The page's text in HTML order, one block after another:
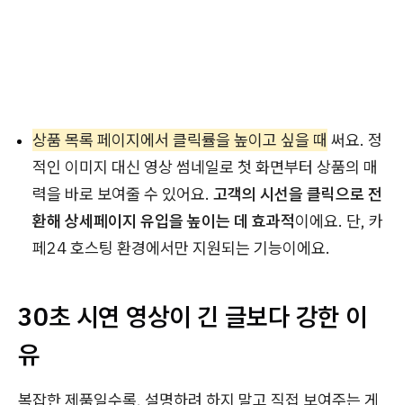
상품 목록 페이지에서 클릭률을 높이고 싶을 때 써요. 정
적인 이미지 대신 영상 썸네일로 첫 화면부터 상품의 매
력을 바로 보여줄 수 있어요. 고객의 시선을 클릭으로 전
환해 상세페이지 유입을 높이는 데 효과적이에요. 단, 카
페24 호스팅 환경에서만 지원되는 기능이에요.
30초 시연 영상이 긴 글보다 강한 이
유
복잡한 제품일수록, 설명하려 하지 말고 직접 보여주는 게